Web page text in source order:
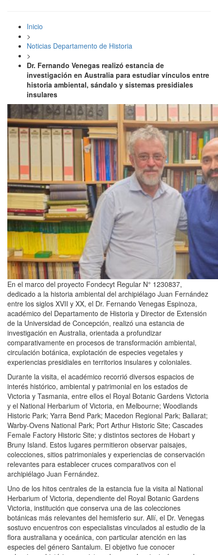
Inicio
>
Noticias Departamento de Historia
>
Dr. Fernando Venegas realizó estancia de
investigación en Australia para estudiar vínculos entre
historia ambiental, sándalo y sistemas presidiales
insulares
En el marco del proyecto Fondecyt Regular N° 1230837,
dedicado a la historia ambiental del archipiélago Juan Fernández
entre los siglos XVII y XX, el Dr. Fernando Venegas Espinoza,
académico del Departamento de Historia y Director de Extensión
de la Universidad de Concepción, realizó una estancia de
investigación en Australia, orientada a profundizar
comparativamente en procesos de transformación ambiental,
circulación botánica, explotación de especies vegetales y
experiencias presidiales en territorios insulares y coloniales.
Durante la visita, el académico recorrió diversos espacios de
interés histórico, ambiental y patrimonial en los estados de
Victoria y Tasmania, entre ellos el Royal Botanic Gardens Victoria
y el National Herbarium of Victoria, en Melbourne; Woodlands
Historic Park; Yarra Bend Park; Macedon Regional Park; Ballarat;
Warby-Ovens National Park; Port Arthur Historic Site; Cascades
Female Factory Historic Site; y distintos sectores de Hobart y
Bruny Island. Estos lugares permitieron observar paisajes,
colecciones, sitios patrimoniales y experiencias de conservación
relevantes para establecer cruces comparativos con el
archipiélago Juan Fernández.
Uno de los hitos centrales de la estancia fue la visita al National
Herbarium of Victoria, dependiente del Royal Botanic Gardens
Victoria, institución que conserva una de las colecciones
botánicas más relevantes del hemisferio sur. Allí, el Dr. Venegas
sostuvo encuentros con especialistas vinculados al estudio de la
flora australiana y oceánica, con particular atención en las
especies del género Santalum. El objetivo fue conocer